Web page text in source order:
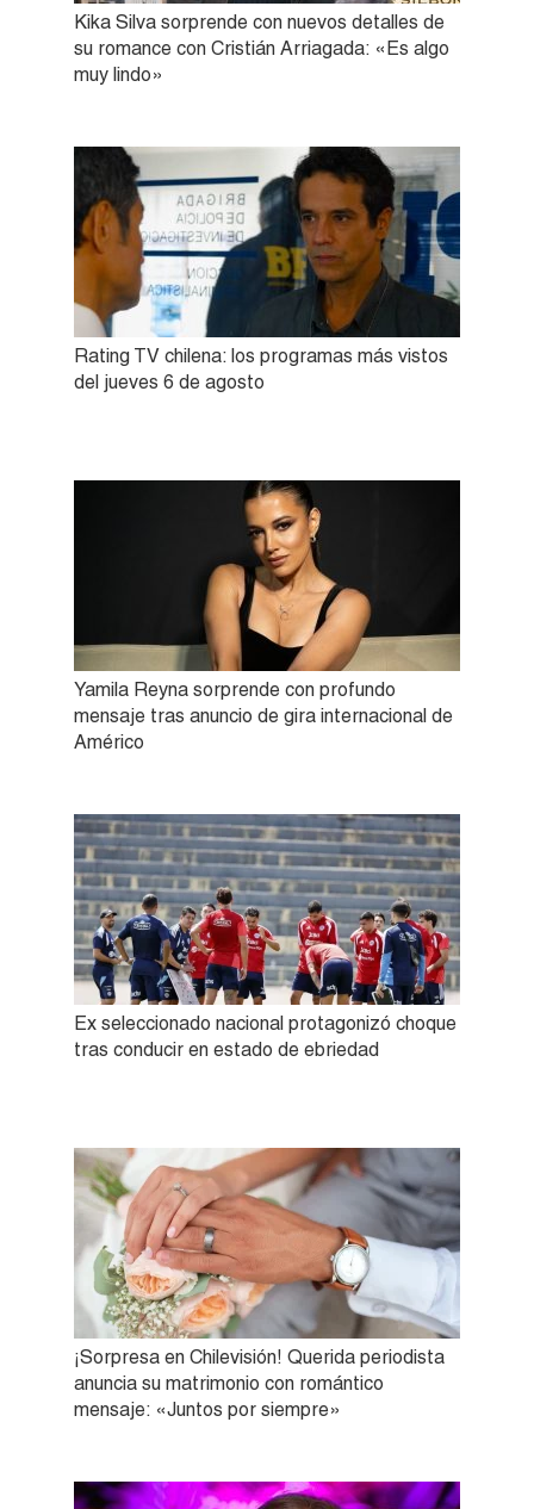
Kika Silva sorprende con nuevos detalles de
su romance con Cristián Arriagada: «Es algo
muy lindo»
Rating TV chilena: los programas más vistos
del jueves 6 de agosto
Yamila Reyna sorprende con profundo
mensaje tras anuncio de gira internacional de
Américo
Ex seleccionado nacional protagonizó choque
tras conducir en estado de ebriedad
¡Sorpresa en Chilevisión! Querida periodista
anuncia su matrimonio con romántico
mensaje: «Juntos por siempre»